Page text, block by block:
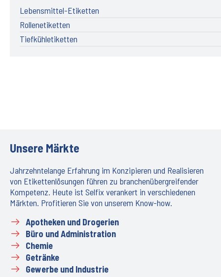
Lebensmittel-Etiketten
Rollenetiketten
Tiefkühletiketten
Unsere Märkte
Jahrzehntelange Erfahrung im Konzipieren und Realisieren
von Etikettenlösungen führen zu branchenübergreifender
Kompetenz. Heute ist Selfix verankert in verschiedenen
Märkten. Profitieren Sie von unserem Know-how.
Apotheken und Drogerien
Büro und Administration
Chemie
Getränke
Gewerbe und Industrie